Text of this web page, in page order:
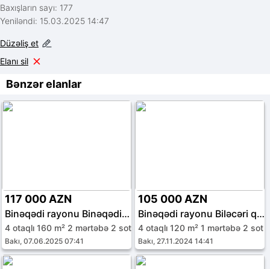
Baxışların sayı: 177
Yeniləndi: 15.03.2025 14:47
Düzəliş et
Elanı sil
Bənzər elanlar
117 000 AZN
Binəqədi rayonu Binəqədi qəs.
4 otaqlı 160 m² 2 mərtəbə 2 sot
Bakı, 07.06.2025 07:41
105 000 AZN
Binəqədi rayonu Biləcəri qəs.
4 otaqlı 120 m² 1 mərtəbə 2 sot
Bakı, 27.11.2024 14:41